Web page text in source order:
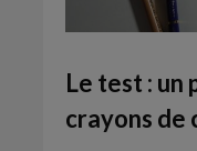
Le test :
crayons de